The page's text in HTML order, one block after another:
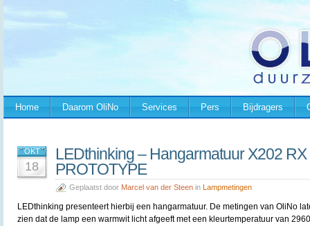
Home Daarom OliNo Services Pers Bijdragers
OKT
18
LEDthinking – Hangarmatuur X202
PROTOTYPE
Geplaatst door Marcel van der Steen in Lampmetingen
LEDthinking presenteert hierbij een hangarmatuur. De metingen van OliNo
zien dat de lamp een warmwit licht afgeeft met een kleurtemperatuur van